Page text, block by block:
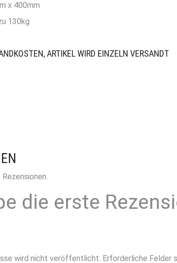
x 400mm
130kg
ARTIKEL WIRD EINZELN VERSANDT
die erste
wird nicht veröffentlicht. Erforderliche Felder